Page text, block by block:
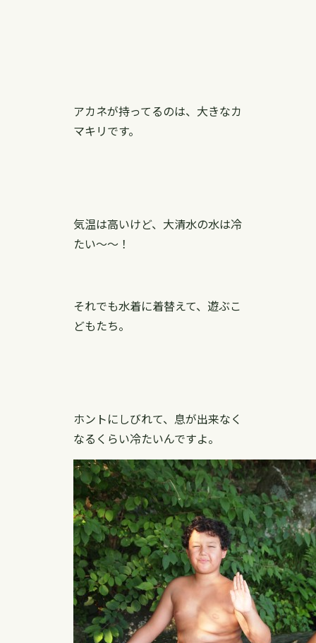
アカネが持ってるのは、大きなカ
マキリです。
気温は高いけど、大清水の水は冷
たい〜〜！
それでも水着に着替えて、遊ぶこ
どもたち。
ホントにしびれて、息が出来なく
なるくらい冷たいんですよ。